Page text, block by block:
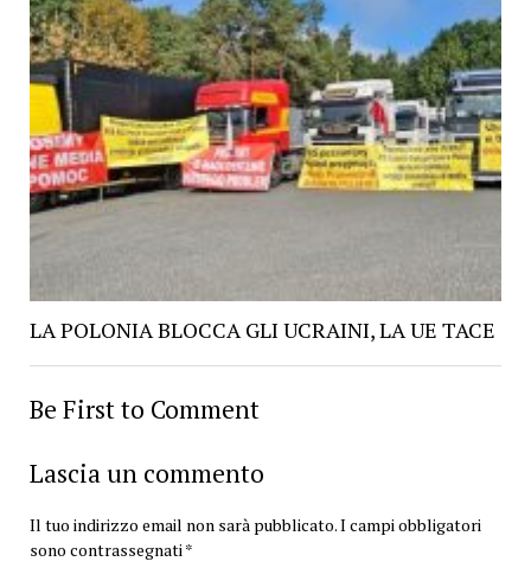
LA POLONIA BLOCCA GLI UCRAINI, LA UE TACE
Be First to Comment
Lascia un commento
Il tuo indirizzo email non sarà pubblicato.I campi obbligatori
sono contrassegnati*